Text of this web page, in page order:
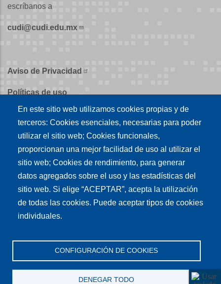
En este sitio web utilizamos cookies propias y de
terceros: Cookies esenciales, necesarias para poder
utilizar el sitio web; Cookies funcionales,
proporcionan una mejor facilidad de uso al utilizar el
sitio web; Cookies de rendimiento, para generar
datos agregados sobre el uso y las estadísticas del
sitio web. Si elige “ACEPTAR”, acepta la utilización
de todas las cookies. Puede aceptar tipos de cookies
individuales.
CONFIGURACIÓN DE COOKIES
DENEGAR TODO
escríbanos a
cudi@cudi.edu.mx
Aviso de Privacidad
Políticas de uso
Políticas de publicación
Créditos
Tu conexión es
Síguenos en nuestras redes sociales